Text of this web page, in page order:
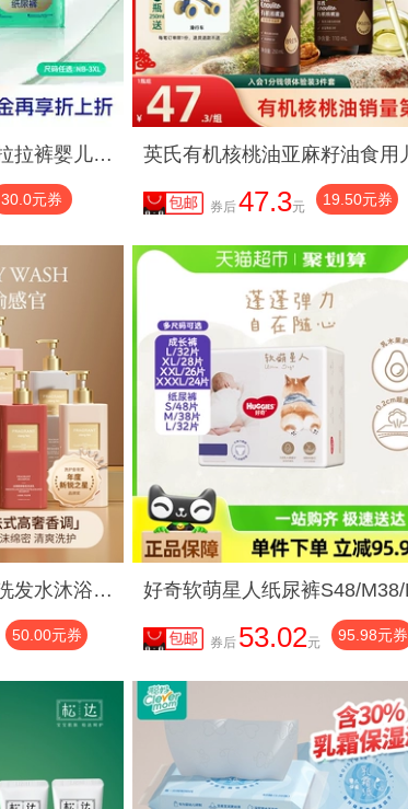
舒比奇牛油果纸尿裤拉拉裤婴儿尿不湿敏感肌秋冬季超薄
30.0元券 券后47.3元 19.50元券
【AMAM】法式香氛洗发水沐浴露氨基酸控油蓬松水润全身持久留香33
50.00元券 券后 53.02元 95.98元券